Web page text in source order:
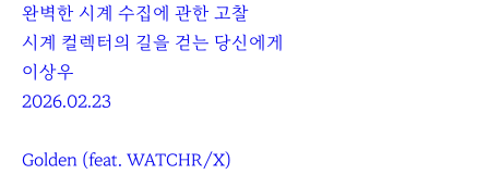
완벽한 시계 수집에 관한 고찰
시계 컬렉터의 길을 걷는 당신에게
이상우
2026.02.23
Golden (feat. WATCHR/X)